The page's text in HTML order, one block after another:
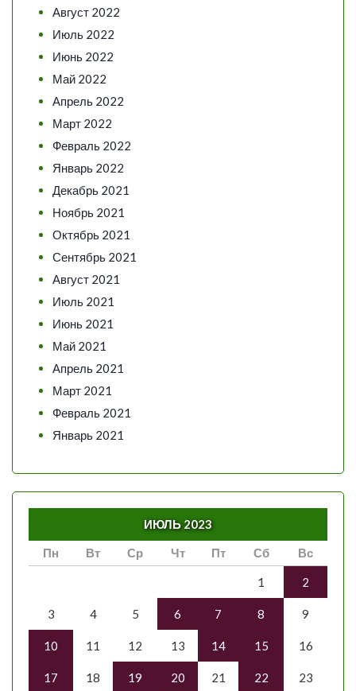
Август 2022
Июль 2022
Июнь 2022
Май 2022
Апрель 2022
Март 2022
Февраль 2022
Январь 2022
Декабрь 2021
Ноябрь 2021
Октябрь 2021
Сентябрь 2021
Август 2021
Июль 2021
Июнь 2021
Май 2021
Апрель 2021
Март 2021
Февраль 2021
Январь 2021
ИЮЛЬ 2023
Пн
Вт Ср Чт Пт Сб Вс
1 2
3 4 5 6 7 8 9
10 11 12 13 14 15 16
17 18 19 20 21 22 23